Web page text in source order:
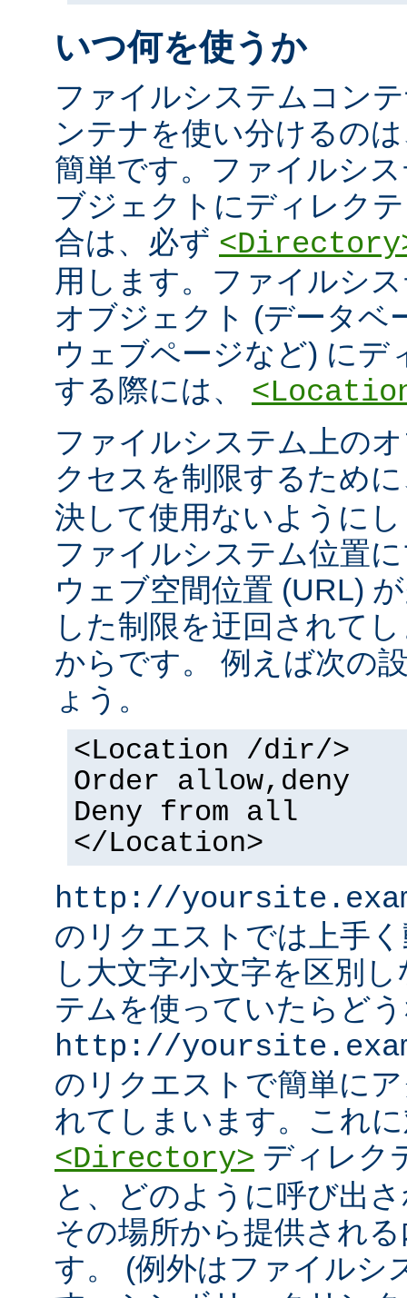
いつ何を使うか
ファイルシステムコン
ンテナを使い分けるの
簡単です。ファイルシ
ブジェクトにディレク
合は、必ず
用します。ファイルシ
オブジェクト (データベ
ウェブページなど) にデ
する際には、
ファイルシステム上の
クセスを制限するため
決して使用ないように
ファイルシステム位置
ウェブ空間位置 (URL)
した制限を迂回されて
からです。 例えば次の
ょう。
<Location /dir/>
Order allow,deny
Deny from all
</Location>
http://
のリクエストでは上手
し大文字小文字を区別
テムを使っていたらど
http://
のリクエストで簡単に
れてしまいます。これ
<Directory> ディレク
と、どのように呼び出
その場所から提供され
す。 (例外はファイルシ